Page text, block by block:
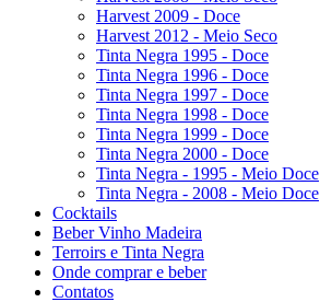
Harvest 2009 - Doce
Harvest 2012 - Meio Seco
Tinta Negra 1995 - Doce
Tinta Negra 1996 - Doce
Tinta Negra 1997 - Doce
Tinta Negra 1998 - Doce
Tinta Negra 1999 - Doce
Tinta Negra 2000 - Doce
Tinta Negra - 1995 - Meio Doce
Tinta Negra - 2008 - Meio Doce
Cocktails
Beber Vinho Madeira
Terroirs e Tinta Negra
Onde comprar e beber
Contatos